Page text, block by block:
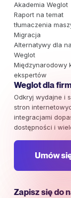
Akademia Weglot
Raport na temat
tłumaczenia
Migracja
Alternatywy dla
Weglot
Międzynarodowy
ekspertów
Weglot dla
Odkryj wydajne i
stron
integracjami
dostępności i
Umów
Zapisz się do